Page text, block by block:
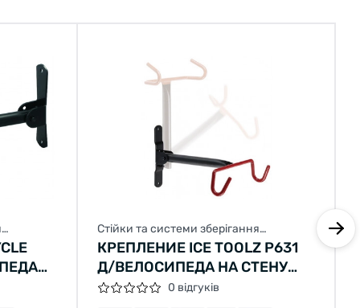
Стійки та системи зберігання
велосипеда
КРЕПЛЕНИЕ ICE TOOLZ P631
Д/ВЕЛОСИПЕДА НА СТЕНУ
СКЛАДНОЕ0 відгуків